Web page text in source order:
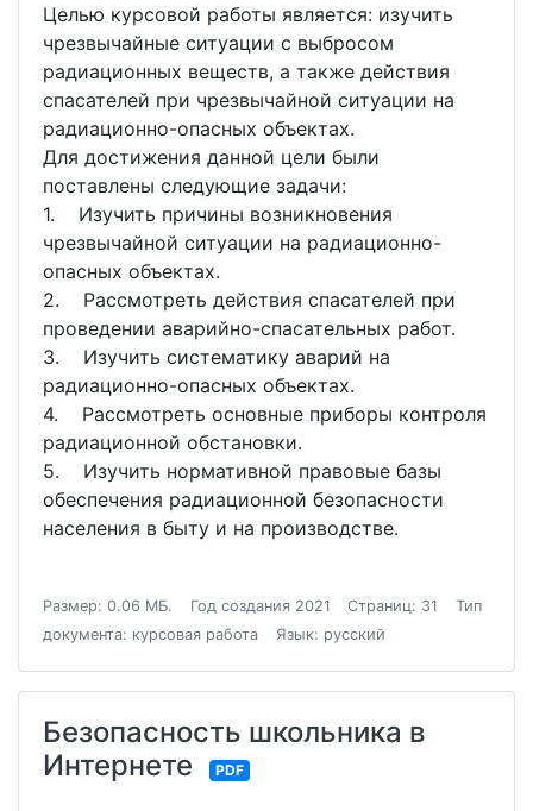
Целью курсовой работы является: изучить
чрезвычайные ситуации с выбросом
радиационных веществ, а также действия
спасателей при чрезвычайной ситуации на
радиационно-опасных объектах.
Для достижения данной цели были
поставлены следующие задачи:
1. Изучить причины возникновения
чрезвычайной ситуации на радиационно-
опасных объектах.
2. Рассмотреть действия спасателей при
проведении аварийно-спасательных работ.
3. Изучить систематику аварий на
радиационно-опасных объектах.
4. Рассмотреть основные приборы контроля
радиационной обстановки.
5. Изучить нормативной правовые базы
обеспечения радиационной безопасности
населения в быту и на производстве.
Размер: 0.06 МБ. Год создания 2021 Страниц: 31
Тип
документа: курсовая работа
Язык: русский
Безопасность школьника в
Интернете
PDF